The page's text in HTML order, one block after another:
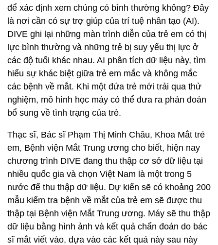
để xác định xem chúng có bình thường không? Đây
là nơi cần có sự trợ giúp của trí tuệ nhân tạo (AI).
DIVE ghi lại những màn trình diễn của trẻ em có thị
lực bình thường và những trẻ bị suy yếu thị lực ở
các độ tuổi khác nhau. AI phân tích dữ liệu này, tìm
hiểu sự khác biệt giữa trẻ em mắc và không mắc
các bệnh về mắt. Khi một đứa trẻ mới trải qua thử
nghiệm, mô hình học máy có thể đưa ra phán đoán
bổ sung về tình trạng của trẻ.
Thạc sĩ, Bác sĩ Phạm Thị Minh Châu, Khoa Mắt trẻ
em, Bệnh viện Mắt Trung ương cho biết, hiện nay
chương trình DIVE đang thu thập cơ sở dữ liệu tại
nhiều quốc gia và chọn Việt Nam là một trong 5
nước để thu thập dữ liệu. Dự kiến sẽ có khoảng 200
mẫu kiểm tra bệnh về mắt của trẻ em sẽ được thu
thập tại Bệnh viện Mắt Trung ương. Máy sẽ thu thập
dữ liệu bằng hình ảnh và kết quả chẩn đoán do bác
sĩ mắt viết vào, dựa vào các kết quả này sau này